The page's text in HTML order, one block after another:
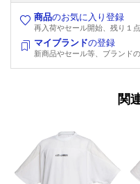
商品のお気に入り登録
再入荷やセール開始、残り１
マイブランドの登録
新商品やセール等、ブランド
関